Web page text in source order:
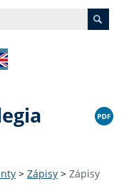
> Zápisy > Zápisy